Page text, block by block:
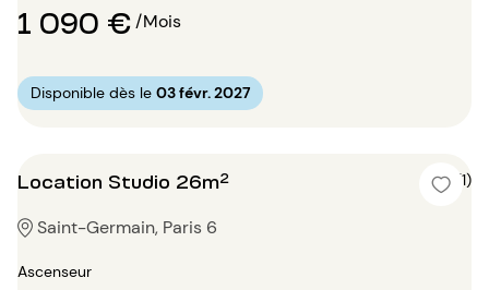
1 090 €/Mois
Disponible dès le 03 févr. 2027
Location Studio 26m² 5 (1)
Saint-Germain, Paris 6
Ascenseur